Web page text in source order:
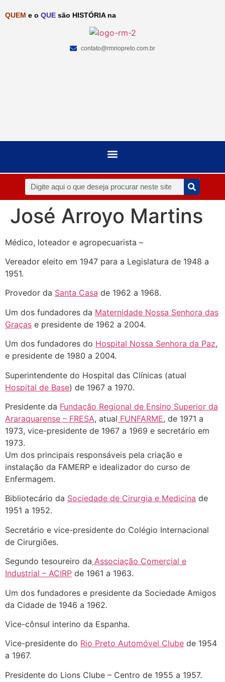
QUEM e o QUE são HISTÓRIA na
contato@rmriopreto.com.br
José Arroyo Martins
Médico, loteador e agropecuarista –
Vereador eleito em 1947 para a Legislatura de 1948 a
1951.
Provedor da Santa Casa de 1962 a 1968.
Um dos fundadores da Maternidade Nossa Senhora das
Graças e presidente de 1962 a 2004.
Um dos fundadores do Hospital Nossa Senhora da Paz,
e presidente de 1980 a 2004.
Superintendente do Hospital das Clínicas (atual
Hospital de Base) de 1967 a 1970.
Presidente da Fundação Regional de Ensino Superior da
Araraquarense – FRESA, atual FUNFARME, de 1971 a
1973, vice-presidente de 1967 a 1969 e secretário em
1973.
Um dos principais responsáveis pela criação e
instalação da FAMERP e idealizador do curso de
Enfermagem.
Bibliotecário da Sociedade de Cirurgia e Medicina de
1951 a 1952.
Secretário e vice-presidente do Colégio Internacional
de Cirurgiões.
Segundo tesoureiro da Associação Comercial e
Industrial – ACIRP de 1961 a 1963.
Um dos fundadores e presidente da Sociedade Amigos
da Cidade de 1946 a 1962.
Vice-cônsul interino da Espanha.
Vice-presidente do Rio Preto Automóvel Clube de 1954
a 1967.
Presidente do Lions Clube – Centro de 1955 a 1957.